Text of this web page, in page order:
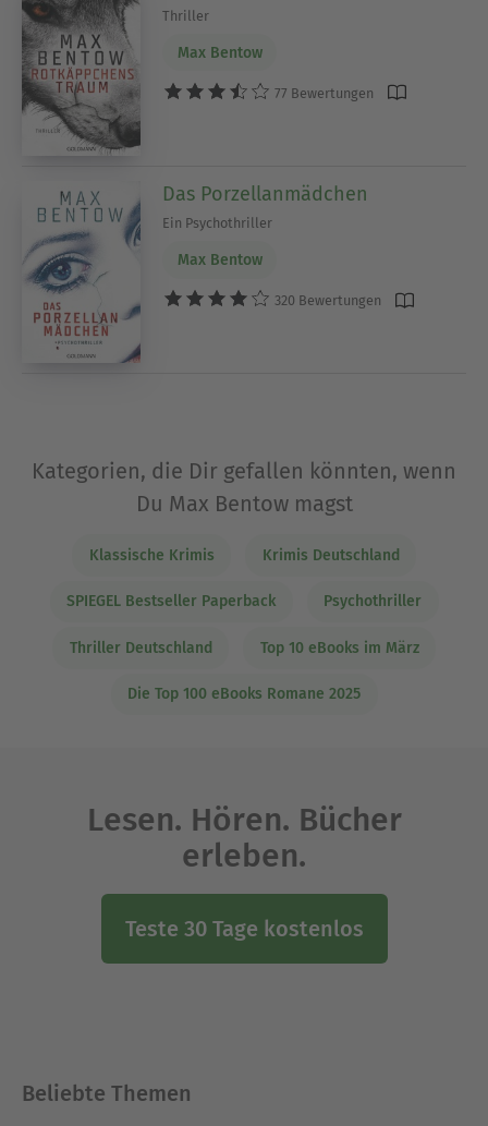
Thriller
Max Bentow
77 Bewertungen
Das Porzellanmädchen
Ein Psychothriller
Max Bentow
320 Bewertungen
Kategorien, die Dir gefallen könnten, wenn
Du Max Bentow magst
Klassische Krimis Krimis Deutschland
SPIEGEL Bestseller Paperback Psychothriller
Thriller Deutschland Top 10 eBooks im März
Die Top 100 eBooks Romane 2025
Lesen. Hören. Bücher
erleben.
Teste 30 Tage kostenlos
Beliebte Themen